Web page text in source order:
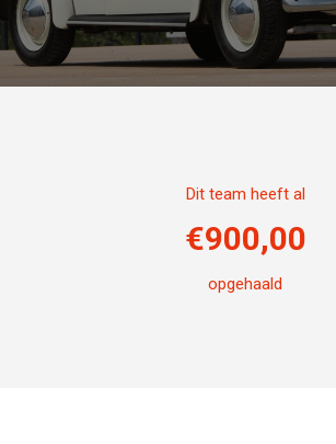
Dit team heeft al
€900,00
opgehaald